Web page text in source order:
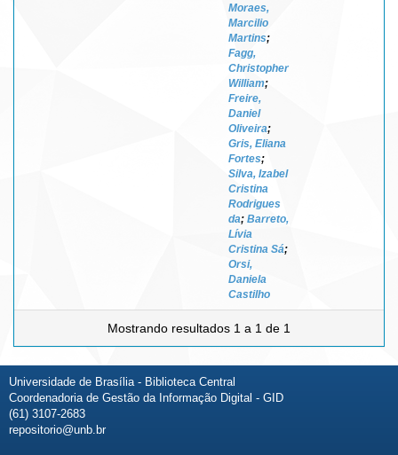
Moraes,
Marcilio
Martins;
Fagg,
Christopher
William;
Freire,
Daniel
Oliveira;
Gris, Eliana
Fortes;
Silva, Izabel
Cristina
Rodrigues
da; Barreto,
Lívia
Cristina Sá;
Orsi,
Daniela
Castilho
Mostrando resultados 1 a 1 de 1
Universidade de Brasília - Biblioteca Central
Coordenadoria de Gestão da Informação Digital - GID
(61) 3107-2683
repositorio@unb.br